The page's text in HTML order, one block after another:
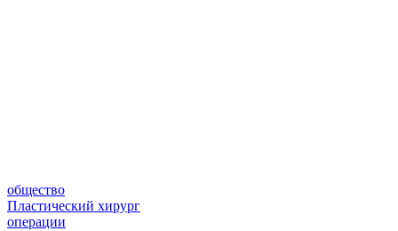
общество
Пластический хирург
операции